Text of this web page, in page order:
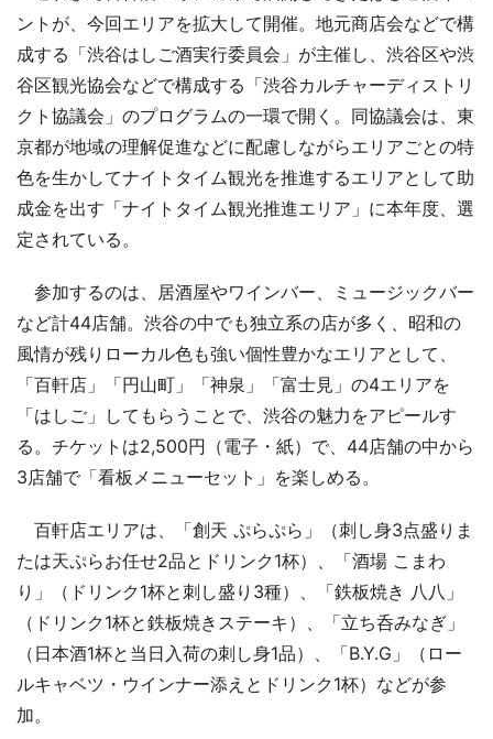
ントが、今回エリアを拡大して開催。地元商店会などで構
成する「渋谷はしご酒実行委員会」が主催し、渋谷区や渋
谷区観光協会などで構成する「渋谷カルチャーディストリ
クト協議会」のプログラムの一環で開く。同協議会は、東
京都が地域の理解促進などに配慮しながらエリアごとの特
色を生かしてナイトタイム観光を推進するエリアとして助
成金を出す「ナイトタイム観光推進エリア」に本年度、選
定されている。
参加するのは、居酒屋やワインバー、ミュージックバー
など計44店舗。渋谷の中でも独立系の店が多く、昭和の
風情が残りローカル色も強い個性豊かなエリアとして、
「百軒店」「円山町」「神泉」「富士見」の4エリアを
「はしご」してもらうことで、渋谷の魅力をアピールす
る。チケットは2,500円（電子・紙）で、44店舗の中から
3店舗で「看板メニューセット」を楽しめる。
百軒店エリアは、「創天 ぷらぷら」（刺し身3点盛りま
たは天ぷらお任せ2品とドリンク1杯）、「酒場 こまわ
り」（ドリンク1杯と刺し盛り3種）、「鉄板焼き 八八」
（ドリンク1杯と鉄板焼きステーキ）、「立ち呑みなぎ」
（日本酒1杯と当日入荷の刺し身1品）、「B.Y.G」（ロー
ルキャベツ・ウインナー添えとドリンク1杯）などが参
加。